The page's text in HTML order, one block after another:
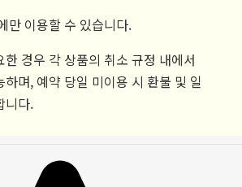
만 이용할 수 있습니다.
한 경우 각 상품의 취소 규정 내에서
하며, 예약 당일 미이용 시 환불 및 일
니다.